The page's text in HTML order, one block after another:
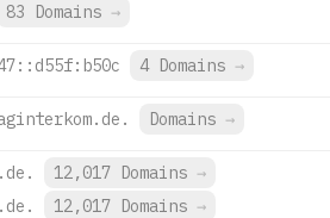
83 Domains →
4 Domains →
Domains →
12,017 Domains →
12,017 Domains →